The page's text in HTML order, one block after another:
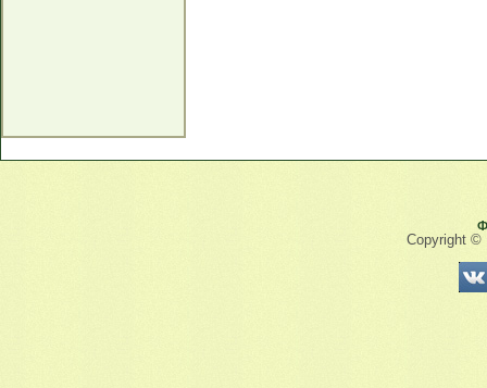
Copyright ©